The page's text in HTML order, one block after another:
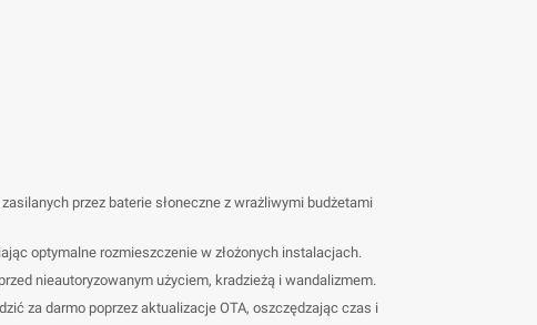
przez baterie słoneczne z wrażliwymi budżetami
optymalne rozmieszczenie w złożonych instalacjach.
nieautoryzowanym użyciem, kradzieżą i wandalizmem.
za darmo poprzez aktualizacje OTA, oszczędzając czas i